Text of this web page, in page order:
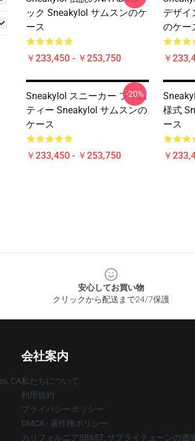
ック Sneakylol サムスンのケ
ース
￥233,450 - ￥253,750
デザイ
のケー
￥
Sneakylol スニーカー ファム
ティー Sneakylol サムスンの
ケース
￥233,450 - ￥253,750
-20%
様式
ース
￥
安心してお買い物
クリックから配送まで24/7保護
CA
会社案内
私たちについて
利用規約
プライバシーポリシー
DMCA - 著作権ポリシー
カリフォルニアSB657: サプライチェーンの透